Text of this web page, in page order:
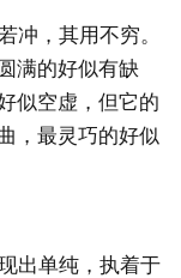
，其用不穷。
满的好似有缺
似空虚，但它的
，最灵巧的好似
出单纯，执着于